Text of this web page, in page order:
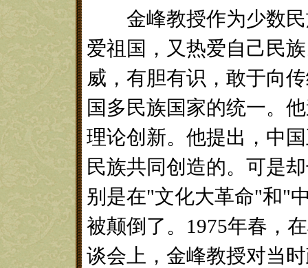
金峰教授作为少数民
爱祖国，又热爱自己民
威，有胆有识，敢于向
国多民族国家的统一。
理论创新。他提出，中
民族共同创造的。可是
别是在"文化大革命"和"
被颠倒了。1975年春，
谈会上，金峰教授对当